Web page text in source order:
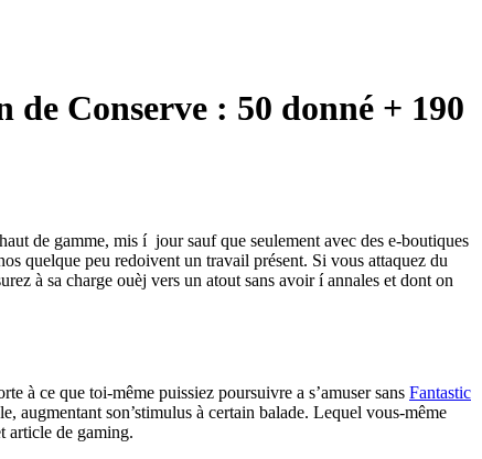
Conserve : 50 donné + 190
de gamme, mis í jour sauf que seulement avec des e-boutiques
quelque peu redoivent un travail présent. Si vous attaquez du
à sa charge ouèj vers un atout sans avoir í annales et dont on
à ce que toi-même puissiez poursuivre a s’amuser sans Fantastic
augmentant son’stimulus à certain balade. Lequel vous-même
article de gaming.